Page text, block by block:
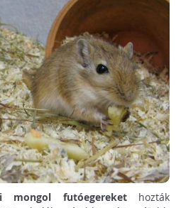
mongol futóegerekethozták